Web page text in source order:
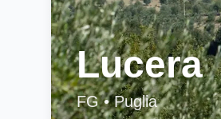
Lucera
FG•Puglia